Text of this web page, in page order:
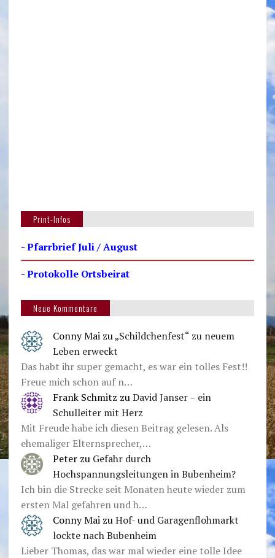
Print-Infos
- Pfarrbrief Juli / August
- Protokolle Ortsbeirat
Neue Kommentare
Conny Mai zu„Schildchenfest“ zu neuem
Leben erweckt
Das habt ihr super gemacht, es war ein tolles Fest!!
Freue mich schon auf n…
Frank Schmitz zu David Janser – ein
Schulleiter mit Herz
Mit Freude habe ich diesen Beitrag gelesen. Als
ehemaliger Elternsprecher,…
Peter zu Gefahr durch
Hochspannungsleitungen in Bubenheim?
Ich bin die Strecke seit Monaten heute wieder zum
ersten Mal gefahren und h…
Conny Mai zu Hof- und Garagenflohmarkt
lockte nach Bubenheim
Lieber Thomas, das war mal wieder eine tolle Idee